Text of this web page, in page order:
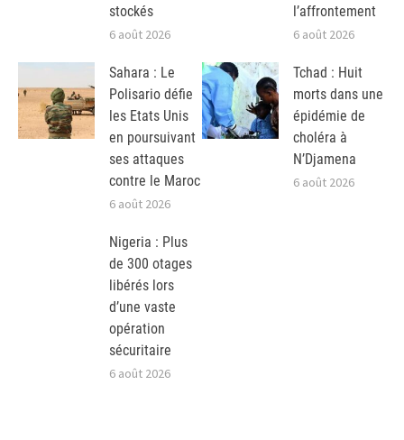
stockés
6 août 2026
l’affrontement
6 août 2026
Sahara : Le
Polisario défie
les Etats Unis
en poursuivant
ses attaques
contre le Maroc
6 août 2026
Tchad : Huit
morts dans une
épidémie de
choléra à
N’Djamena
6 août 2026
Nigeria : Plus
de 300 otages
libérés lors
d’une vaste
opération
sécuritaire
6 août 2026